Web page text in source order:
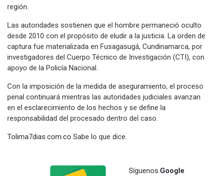
región.
Las autoridades sostienen que el hombre permaneció oculto
desde 2010 con el propósito de eludir a la justicia. La orden de
captura fue materializada en Fusagasugá, Cundinamarca, por
investigadores del Cuerpo Técnico de Investigación (CTI), con
apoyo de la Policía Nacional.
Con la imposición de la medida de aseguramiento, el proceso
penal continuará mientras las autoridades judiciales avanzan
en el esclarecimiento de los hechos y se define la
responsabilidad del procesado dentro del caso.
Tolima7dias.com.co Sabe lo que dice.
Síguenos Google